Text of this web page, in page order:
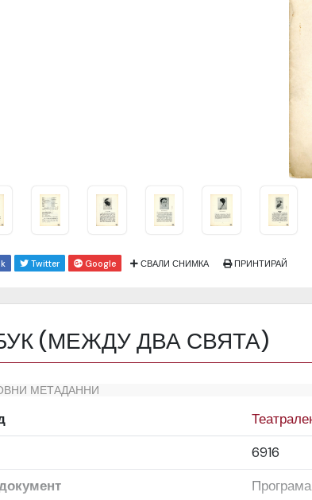
Twitter Google СВАЛИ СНИМКА ПРИНТИРАЙ
(МЕЖДУ ДВА СВЯТА)
МЕТАДАННИ
6916